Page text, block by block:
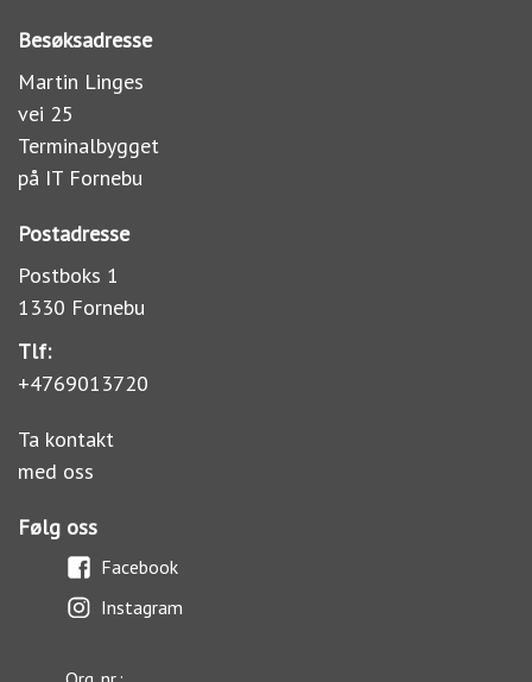
Besøksadresse
Martin Linges
vei 25
Terminalbygget
på IT Fornebu
Postadresse
Postboks 1
1330 Fornebu
Tlf:
+4769013720
Ta kontakt
med oss
Følg oss
Facebook
Instagram